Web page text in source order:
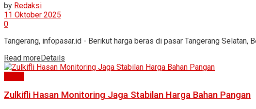
by Redaksi
11 Oktober 2025
0
Tangerang, infopasar.id - Berikut harga beras di pasar Tangerang Selatan,
Read moreDetails
Zulkifli Hasan Monitoring Jaga Stabilan Harga Bahan Pangan